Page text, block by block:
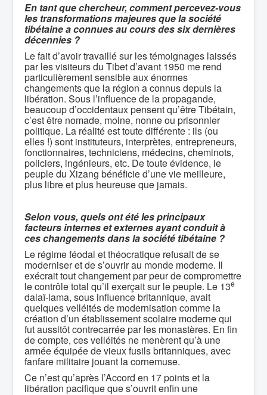
En tant que chercheur, comment percevez-vous
les transformations majeures que la société
tibétaine a connues au cours dessixdernières
décennies ?
Le fait d’avoir travaillé sur les témoignages laissés
par les visiteurs du Tibet d’avant 1950 me rend
particulièrement sensible aux énormes
changements que la région a connus depuis la
libération. Sous l’influence de la propagande,
beaucoup d’occidentaux pensent qu’être Tibétain,
c’est être nomade, moine, nonne ou prisonnier
politique. La réalité est toute différente : ils (ou
elles !) sont instituteurs, interprètes, entrepreneurs,
fonctionnaires, techniciens, médecins, cheminots,
policiers, ingénieurs, etc. De toute évidence, le
peuple du Xizang bénéficie d’une vie meilleure,
plus libre et plus heureuse que jamais.
Selon vous, quels ont été les principaux
facteurs internes et externes ayant conduit à
ces changements dans la société tibétaine ?
Le régime féodal et théocratique refusait de se
moderniser et de s’ouvrir au monde moderne. Il
exécrait tout changement par peur de compromettre
le contrôle total qu’il exerçait sur le peuple. Le 13e
dalaï-lama, sous influence britannique, avait
quelques velléités de modernisation comme la
création d’un établissement scolaire moderne qui
fut aussitôt contrecarrée par les monastères. En fin
de compte, ces velléités ne menèrent qu’à une
armée équipée de vieux fusils britanniques, avec
fanfare militaire jouant la cornemuse.
Ce n’est qu’après l’Accord en 17 points et la
libération pacifique que s’ouvrit enfin une